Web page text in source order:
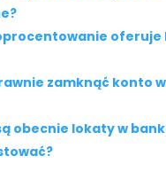
oferuje
zamknąć konto
obecnie lokaty w